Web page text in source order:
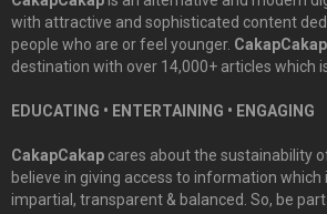
with attractive and sophisticated content
people who are or feel younger. CakapCakap
destination with over 14,000+ articles which
EDUCATING • ENTERTAINING • ENGAGING
CakapCakap cares about the sustainability
believe in giving access to information which
impartial, transparent & balanced. So, be